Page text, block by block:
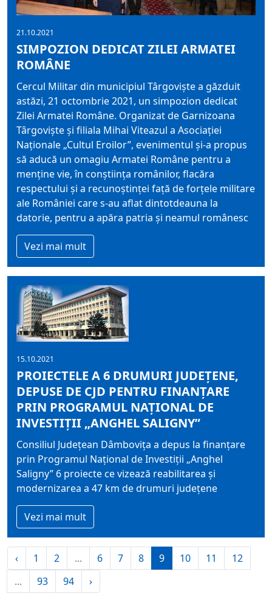
21.10.2021
SIMPOZION DEDICAT ZILEI ARMATEI
ROMÂNE
Cercul Militar din municipiul Târgoviște a găzduit
astăzi, 21 octombrie 2021, un simpozion dedicat
Zilei Armatei Române. Organizat de Garnizoana
Târgoviște și filiala Mihai Viteazul a Asociației
Naționale „Cultul Eroilor”, evenimentul și-a propus
să aducă un omagiu Armatei Române pentru a
menține vie, în conștiința românilor, flacăra
respectului și a recunoștinței față de forțele militare
ale României care s-au aflat dintotdeauna la
datorie, pentru a apăra patria și neamul românesc
Vezi mai mult
15.10.2021
PROIECTELE A 6 DRUMURI JUDEȚENE,
DEPUSE DE CJD PENTRU FINANȚARE
PRIN PROGRAMUL NAȚIONAL DE
INVESTIȚII „ANGHEL SALIGNY”
Consiliul Județean Dâmbovița a depus la finanțare
prin Programul Național de Investiții „Anghel
Saligny” 6 proiecte ce vizează reabilitarea și
modernizarea a 47 km de drumuri județene
Vezi mai mult
‹ 1 2 ... 6 7 8 9 10 11
12
...
93 94 ›